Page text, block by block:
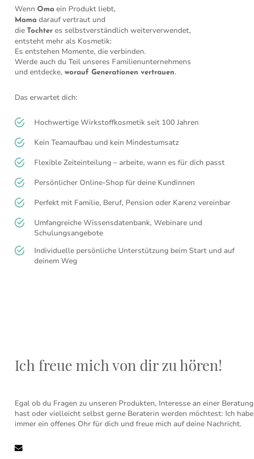
Wenn Oma ein Produkt liebt,
Mama darauf vertraut und
die
Tochter es selbstverständlich weiterverwendet,
entsteht mehr als Kosmetik:
Es entstehen Momente, die verbinden.
Werde auch du Teil unseres Familienunternehmens
und entdecke, worauf Generationen vertrauen.
Das erwartet dich:
Hochwertige Wirkstoffkosmetik seit 100 Jahren
Kein Teamaufbau und kein Mindestumsatz
Flexible Zeiteinteilung – arbeite, wann es für dich passt
Persönlicher Online-Shop für deine Kundinnen
Perfekt mit Familie, Beruf, Pension oder Karenz vereinbar
Umfangreiche Wissensdatenbank, Webinare und
Schulungsangebote
Individuelle persönliche Unterstützung beim Start und auf
deinem Weg
Ich freue mich von dir zu hören!
Egal ob du Fragen zu unseren Produkten, Interesse an einer Beratung
hast oder vielleicht selbst gerne Beraterin werden möchtest: Ich habe
immer ein offenes Ohr für dich und freue mich auf deine Nachricht.